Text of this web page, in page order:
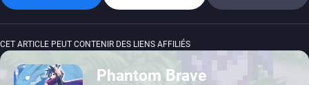
CET ARTICLE PEUT CONTENIR DES LIENS AFFILIÉS
Phantom Brave